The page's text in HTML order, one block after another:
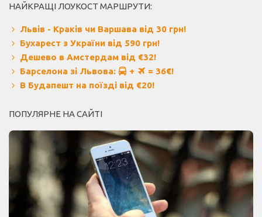
НАЙКРАЩІ ЛОУКОСТ МАРШРУТИ:
Львів - Краків чи Варшава від 30 грн!
Бухарест з України від 590 грн!
Дешево в Амстердам від €32!
Барселона зі Львова:
+
= 36€!
В Будапешт на поїзді від €20!
ПОПУЛЯРНЕ НА САЙТІ